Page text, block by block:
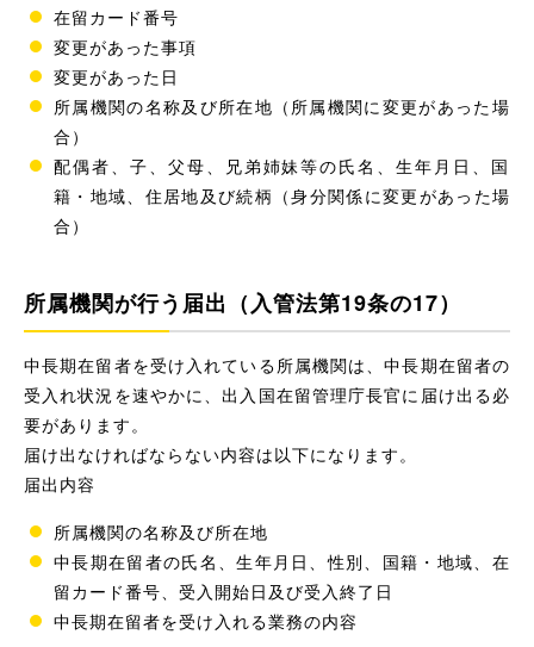
在留カード番号
変更があった事項
変更があった日
所属機関の名称及び所在地（所属機関に変更があった場
合）
配偶者、子、父母、兄弟姉妹等の氏名、生年月日、国
籍・地域、住居地及び続柄（身分関係に変更があった場
合）
所属機関が行う届出（入管法第19条の17）
中長期在留者を受け入れている所属機関は、中長期在留者の
受入れ状況を速やかに、出入国在留管理庁長官に届け出る必
要があります。
届け出なければならない内容は以下になります。
届出内容
所属機関の名称及び所在地
中長期在留者の氏名、生年月日、性別、国籍・地域、在
留カード番号、受入開始日及び受入終了日
中長期在留者を受け入れる業務の内容